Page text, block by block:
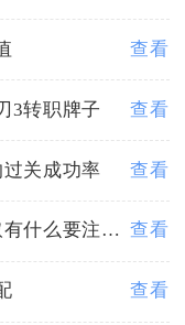
查看
3转职牌子 查看
关成功率 查看
少年三国志2中布阵技巧的选取有什么要注意的地方 查看
查看